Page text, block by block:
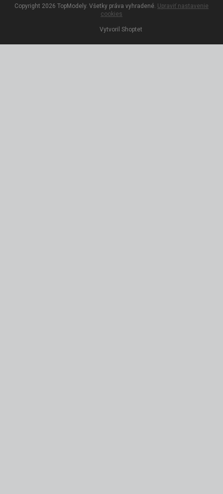
Vytvoril Shoptet
Copyright 2026 TopModely. Všetky práva vyhradené. Upraviť nastavenie
cookies